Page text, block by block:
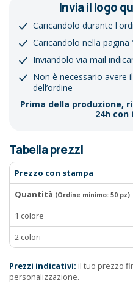
Invia il logo
Caricandolo durante
Caricandolo nella
Inviandolo via mail
Non è necessario
dell’ordine
Prima della produzione,
24h
Tabella prezzi
Prezzo con stampa
Quantità (Ordine minimo: 50 pz)
1 colore
2 colori
Prezzi indicativi: il tuo prezzo
personalizzazione.